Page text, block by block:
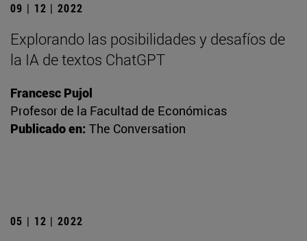
09 | 12 | 2022
Explorando las posibilidades y desafíos de
la IA de textos ChatGPT
Francesc Pujol
Profesor de la Facultad de Económicas
Publicado en: The Conversation
05 | 12 | 2022